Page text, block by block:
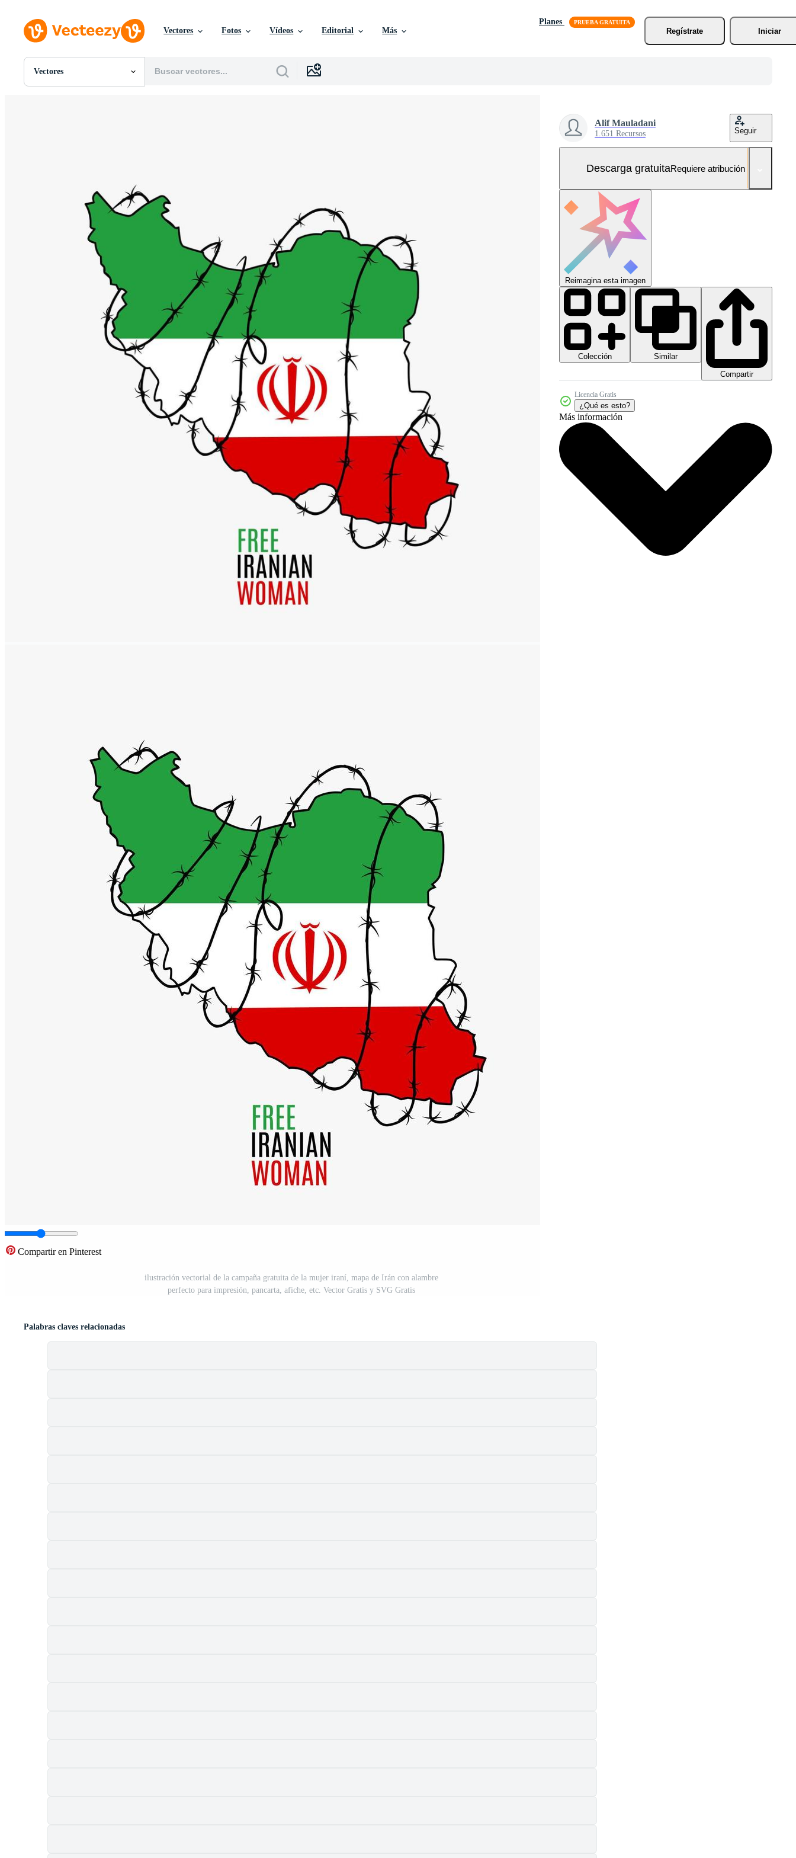
Vectores Fotos Vídeos Editorial Más
Planes
Regístrate
Iniciar
Vectores
Todas Imágenes
Gráficos en Movimiento
Imágenes Editoriales
Eventos Editoriales
Compartir en Pinterest
ilustración vectorial de la campaña gratuita de la mujer iraní, mapa de Irán con alambre
perfecto para impresión, pancarta, afiche, etc. Vector Gratis y SVG Gratis
Alif Mauladani
1.651 Recursos Seguir
Descarga gratuitaRequiere atribución
Reimagina esta imagen
Colección
Similar
Compartir
Licencia Gratis
¿Qué es esto?
Más información
Palabras claves relacionadas